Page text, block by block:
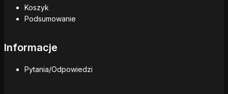
Koszyk
Podsumowanie
Informacje
Pytania/Odpowiedzi